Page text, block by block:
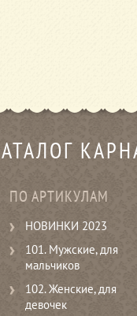
ПО АРТИКУЛАМ
НОВИНКИ 2023
101. Мужские, для
мальчиков
102. Женские, для
девочек